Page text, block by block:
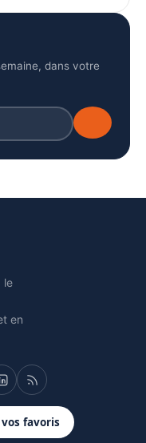
dans votre
le
en
favoris